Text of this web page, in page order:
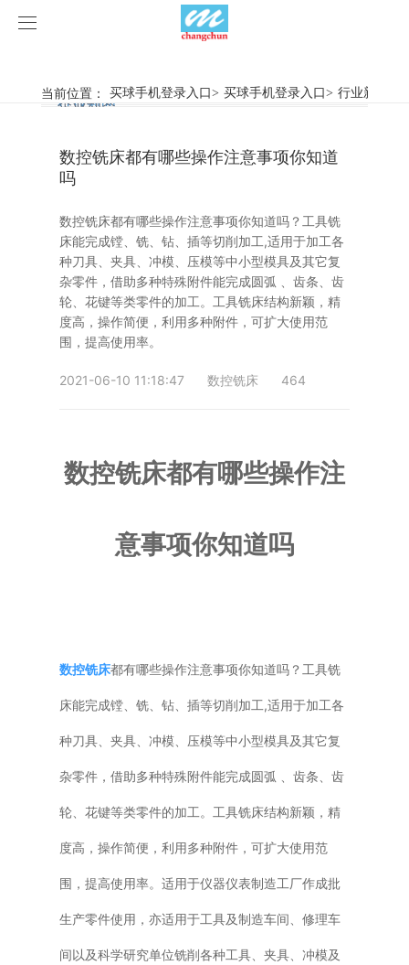
买球手机登录入口
旋弧焊机
惯性摩擦焊机
连续驱动摩擦焊机
数控铣床
加工中心
专用机床
产品视频
行业新闻
企业动态
案例展示
客户案例
荣誉资质
关于我们
当前位置： 买球手机登录入口> 买球手机登录入口> 行业新闻
行业新闻
企业动态
数控铣床都有哪些操作注意事项你知道
吗
数控铣床都有哪些操作注意事项你知道吗？工具铣
床能完成镗、铣、钻、插等切削加工,适用于加工各
种刀具、夹具、冲模、压模等中小型模具及其它复
杂零件，借助多种特殊附件能完成圆弧 、齿条、齿
轮、花键等类零件的加工。工具铣床结构新颖，精
度高，操作简便，利用多种附件，可扩大使用范
围，提高使用率。
2021-06-10 11:18:47 数控铣床 464
数控铣床都有哪些操作注
意事项你知道吗
数控铣床都有哪些操作注意事项你知道吗？工具铣
床能完成镗、铣、钻、插等切削加工,适用于加工各
种刀具、夹具、冲模、压模等中小型模具及其它复
杂零件，借助多种特殊附件能完成圆弧 、齿条、齿
轮、花键等类零件的加工。工具铣床结构新颖，精
度高，操作简便，利用多种附件，可扩大使用范
围，提高使用率。适用于仪器仪表制造工厂作成批
生产零件使用，亦适用于工具及制造车间、修理车
间以及科学研究单位铣削各种工具、夹具、冲模及